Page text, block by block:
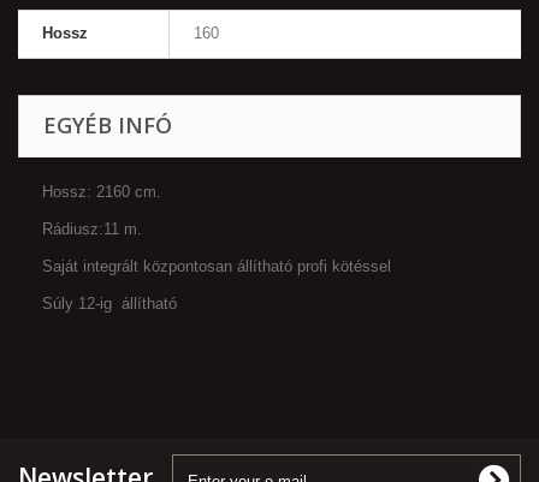
Hossz 160
EGYÉB INFÓ
Hossz: 2160 cm.
Rádiusz:11 m.
Saját integrált központosan állítható profi kötéssel
Súly 12-ig állítható